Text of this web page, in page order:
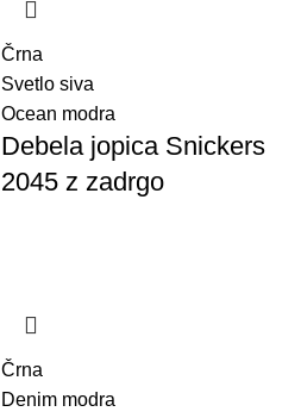
Črna
Svetlo siva
Ocean modra
Debela jopica Snickers
2045 z zadrgo
Črna
Denim modra